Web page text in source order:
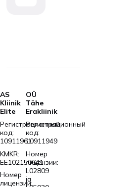
AS
Kliinik
Elite
Регистрационный
код:
10911961
KMKR:
EE102150641
Номер
лицензии:
OÜ
Tähe
Erakliinik
Регистрационный
код:
10911949
Номер
лицензии:
L02809
ja